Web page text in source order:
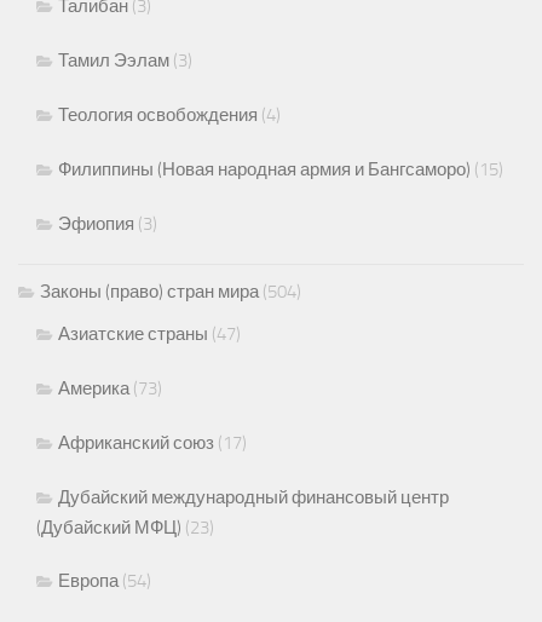
Талибан (3)
Тамил Ээлам (3)
Теология освобождения (4)
Филиппины (Новая народная армия и Бангсаморо) (15)
Эфиопия (3)
Законы (право) стран мира(504)
Азиатские страны (47)
Америка(73)
Африканский союз (17)
Дубайский международный финансовый центр
(Дубайский МФЦ) (23)
Европа(54)